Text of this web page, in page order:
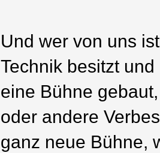
Und wer von uns
Technik besitzt
eine Bühne
oder andere
ganz neue Bühne,